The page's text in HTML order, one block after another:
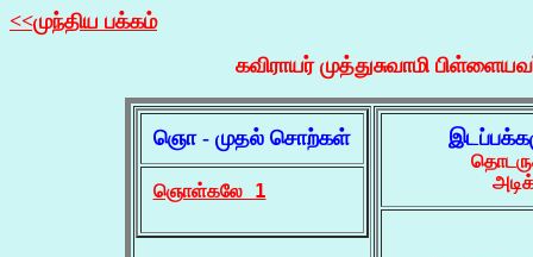
<<முந்திய பக்கம்
கவிராயர் முத்துசுவாமி
ஞொ - முதல் சொற்கள்
ஞொள்கலே 1